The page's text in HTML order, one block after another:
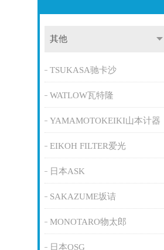
其他
TSUKASA驰卡沙
WATLOW瓦特隆
YAMAMOTOKEIKI山本计器
EIKOH FILTER爱光
日本ASK
SAKAZUME坂诘
MONOTARO物太郎
日本OSG